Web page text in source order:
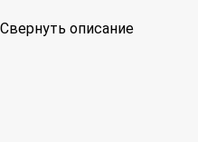
Свернуть описание